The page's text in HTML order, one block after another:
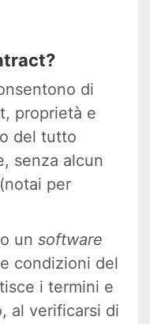
di
proprietà e
del tutto
senza alcun
per
un software
condizioni del
i termini e
al verificarsi di